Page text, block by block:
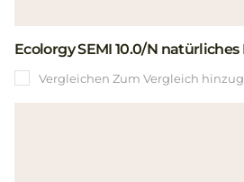
Ecolorgy SEMI 10.0/N
Vergleichen Zum Vergleich